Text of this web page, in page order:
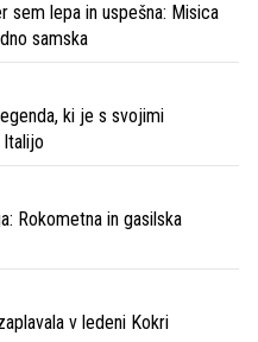
sem lepa in uspešna: Misica
samska
ki je s svojimi
Rokometna in gasilska
v ledeni Kokri